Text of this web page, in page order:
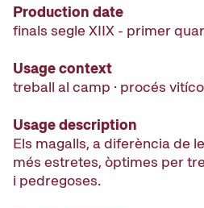
Production date
finals segle XIIX - primer
Usage context
treball al camp · procés
Usage description
Els magalls, a diferència de
més estretes, òptimes per
i pedregoses.